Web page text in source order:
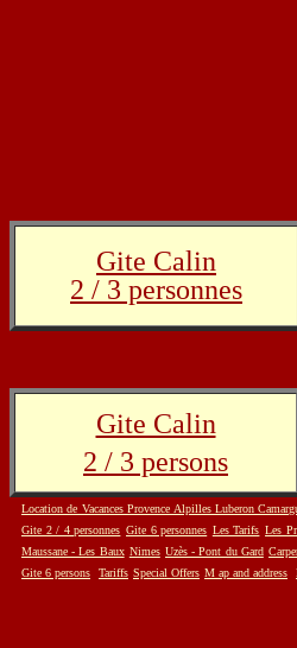
Gite Calin
2 / 3 personnes
Gite Calin
2 / 3 persons
Location de Vacances Provence Alpilles Luberon
Gite 2 / 4 personnes Gite 6 personnes Les Tarifs Les
Maussane - Les Baux Nimes Uzès - Pont du Gard
Gite 6 persons
Tariffs Special Offers M ap and address